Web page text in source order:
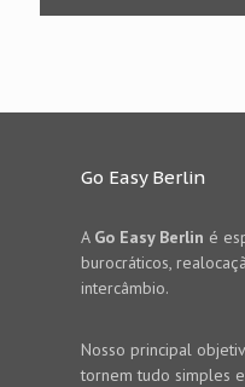
Go Easy Berlin
A Go Easy Berlin é
burocráticos,
intercâmbio.
Nosso principal
tornem tudo simples